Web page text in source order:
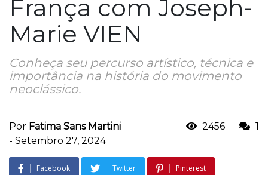
França com Joseph-
Marie VIEN
Conheça seu percurso artístico, técnica e
importância na história do movimento
neoclássico.
Por Fatima Sans Martini
- Setembro 27, 2024
2456 1
Facebook Twitter Pinterest